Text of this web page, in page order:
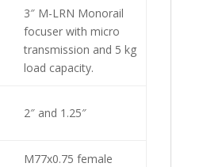
3″ M-LRN Monorail
focuser with micro
transmission and 5 kg
load capacity.
2″ and 1.25″
M77x0.75 female